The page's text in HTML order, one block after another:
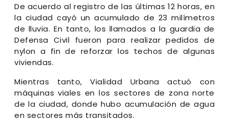
De acuerdo al registro de las últimas 12 horas, en
la ciudad cayó un acumulado de 23 milímetros
de lluvia. En tanto, los llamados a la guardia de
Defensa Civil fueron para realizar pedidos de
nylon a fin de reforzar los techos de algunas
viviendas.
Mientras tanto, Vialidad Urbana actuó con
máquinas viales en los sectores de zona norte
de la ciudad, donde hubo acumulación de agua
en sectores más transitados.